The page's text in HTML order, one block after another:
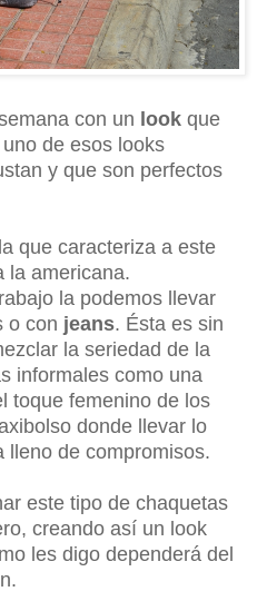
con un look que
de esos looks
y que son perfectos
que caracteriza a este
la americana.
la podemos llevar
o con jeans. Ésta es sin
la seriedad de la
informales como una
toque femenino de los
donde llevar lo
lleno de compromisos.
este tipo de chaquetas
creando así un look
les digo dependerá del